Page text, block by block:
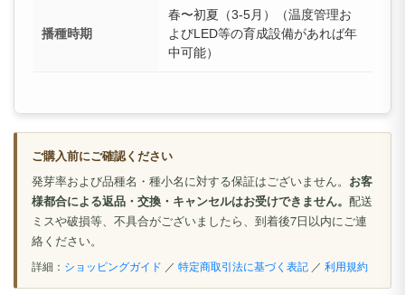
播種時期
春〜初夏（3-5月）（温度管理お
よびLED等の育成設備があれば年
中可能）
ご購入前にご確認ください
発芽率および品種名・種小名に対する保証はございません。 お客
様都合による返品・交換・キャンセルはお受けできません。 配送
ミスや破損等、不具合がございましたら、到着後7日以内にご連
絡ください。
詳細： ショッピングガイド ／ 特定商取引法に基づく表記 ／ 利用規約